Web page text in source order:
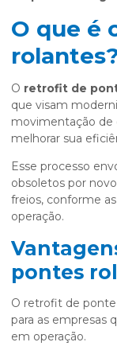
O que é
O retrofit de
que visam
movimentação de
melhorar sua
Esse processo
obsoletos por
freios, conforme
operação.
pontes
O retrofit de
para as empresas
em operação.